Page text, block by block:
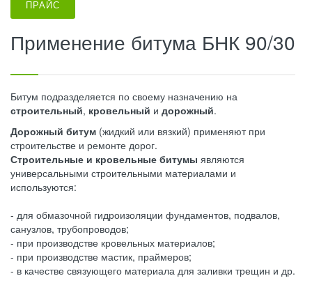
ПРАЙС
Применение битума БНК 90/30
Битум подразделяется по своему назначению на
строительный, кровельный и дорожный.
Дорожный битум (жидкий или вязкий) применяют при
строительстве и ремонте дорог.
Строительные и кровельные битумы являются
универсальными строительными материалами и
используются:
- для обмазочной гидроизоляции фундаментов, подвалов,
санузлов, трубопроводов;
- при производстве кровельных материалов;
- при производстве мастик, праймеров;
- в качестве связующего материала для заливки трещин и др.